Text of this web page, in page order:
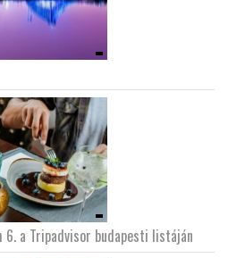
a Tripadvisor budapesti listáján